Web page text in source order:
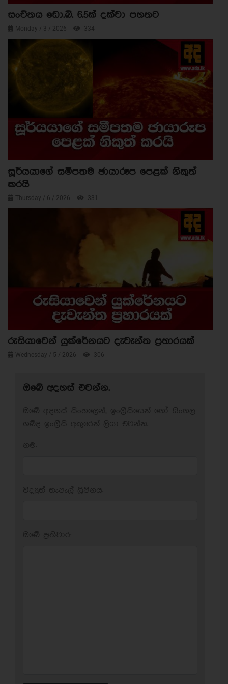
සංචිතය ඩො.බි. 6.5ක් දක්වා පහතට
Monday / 3 / 2026 334
සූර්යයාගේ සමීපතම ඡායාරූප පෙළක් නිකුත්
කරයි
Thursday / 6 / 2026 331
රුසියාවෙන් යුක්රේනයට දැවැන්ත ප්‍රහාරයක්
Wednesday / 5 / 2026 306
ඔබේ අදහස් එවන්න.